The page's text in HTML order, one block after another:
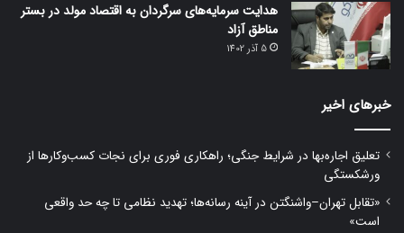
هدایت سرمایه‌های سرگردان به اقتصاد مولد در بستر
مناطق آزاد
5 آذر 1402
خبرهای اخیر
تعلیق اجاره‌بها در شرایط جنگی؛ راهکاری فوری برای نجات کسب‌وکارها از
ورشکستگی
«تقابل تهران–واشنگتن در آینه رسانه‌ها؛ تهدید نظامی تا چه حد واقعی
است»